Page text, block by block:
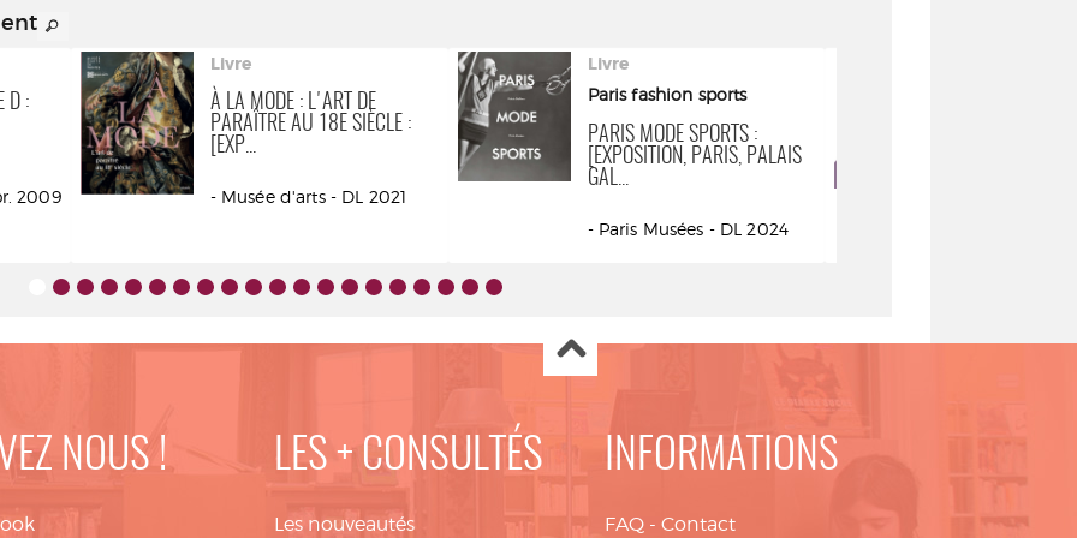
D :
2009
Livre
À LA MODE : L'ART DE
PARAÎTRE AU 18E SIÈCLE :
[EXP...
- Musée d'arts - DL 2021
Livre
Paris fashion sports
PARIS MODE SPORTS :
[EXPOSITION, PARIS, PALAIS
GAL...
- Paris Musées - DL 2024
NOUS ! LES + CONSULTÉS
Les nouveautés
INFORMATIONS
FAQ - Contact